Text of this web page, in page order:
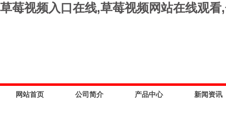
草莓视频入口在线,草莓视频网站在线观
网站首页 公司简介 产品中心 新闻资讯